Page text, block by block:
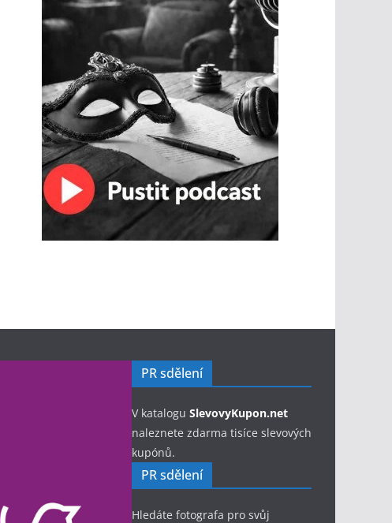
PR sdělení
V katalogu SlevovyKupon.net
naleznete zdarma tisíce slevových
kupónů.
PR sdělení
Hledáte fotografa pro svůj